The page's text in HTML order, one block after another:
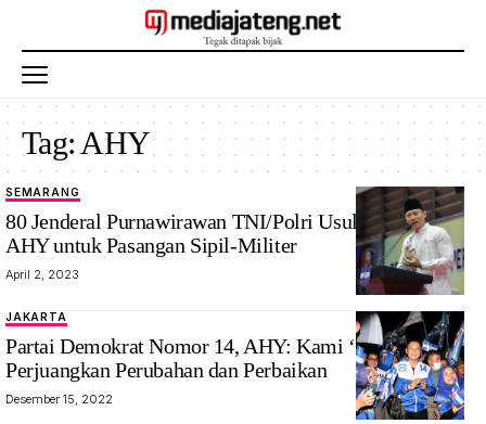
Tag: AHY
SEMARANG
80 Jenderal Purnawirawan TNI/Polri Usulkan Anies-
AHY untuk Pasangan Sipil-Militer
April 2, 2023
JAKARTA
Partai Demokrat Nomor 14, AHY: Kami ‘S14P’
Perjuangkan Perubahan dan Perbaikan
Desember 15, 2022